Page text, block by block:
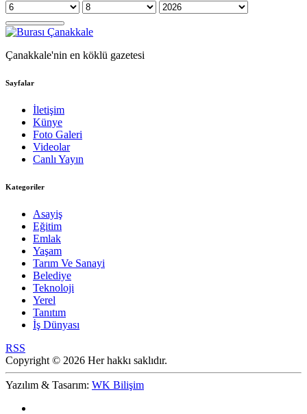
Çanakkale'nin en köklü gazetesi
Sayfalar
İletişim
Künye
Foto Galeri
Videolar
Canlı Yayın
Kategoriler
Asayiş
Eğitim
Emlak
Yaşam
Tarım Ve Sanayi
Belediye
Teknoloji
Yerel
Tanıtım
İş Dünyası
RSS
Copyright © 2026 Her hakkı saklıdır.
Yazılım & Tasarım: WK Bilişim